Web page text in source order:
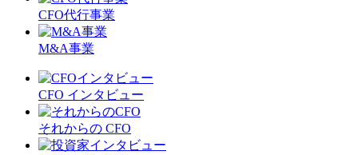
CFO代行事業
M&A事業
CFO インタビュー
それからの CFO